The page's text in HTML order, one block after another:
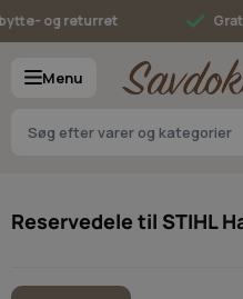
Skip to Content
og returret
Menu
Reservedele til STIHL